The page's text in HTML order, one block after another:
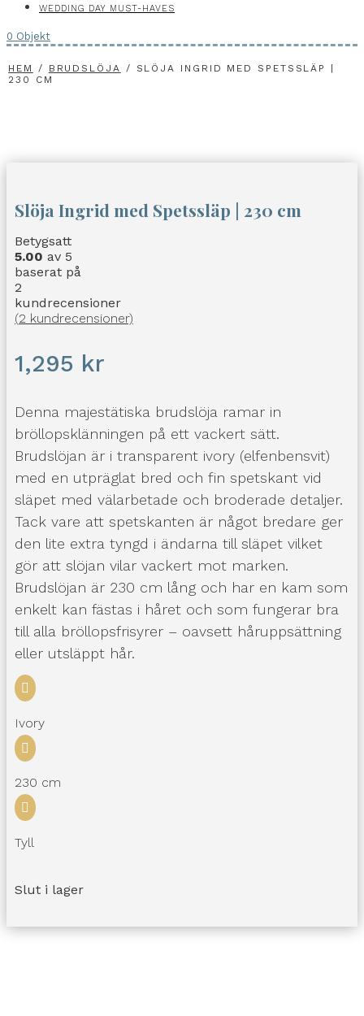
WEDDING DAY MUST-HAVES
0 Objekt
HEM / BRUDSLÖJA / SLÖJA INGRID MED SPETSSLÄP |
230 CM
Slöja Ingrid med Spetssläp | 230 cm
Betygsatt
5.00 av 5
baserat på
2
kundrecensioner
(2 kundrecensioner)
1,295 kr
Denna majestätiska brudslöja ramar in
bröllopsklänningen på ett vackert sätt.
Brudslöjan är i transparent ivory (elfenbensvit)
med en utpräglat bred och fin spetskant vid
släpet med välarbetade och broderade detaljer.
Tack vare att spetskanten är något bredare ger
den lite extra tyngd i ändarna till släpet vilket
gör att slöjan vilar vackert mot marken.
Brudslöjan är 230 cm lång och har en kam som
enkelt kan fästas i håret och som fungerar bra
till alla bröllopsfrisyrer – oavsett håruppsättning
eller utsläppt hår.

Ivory

230 cm

Tyll
Slut i lager